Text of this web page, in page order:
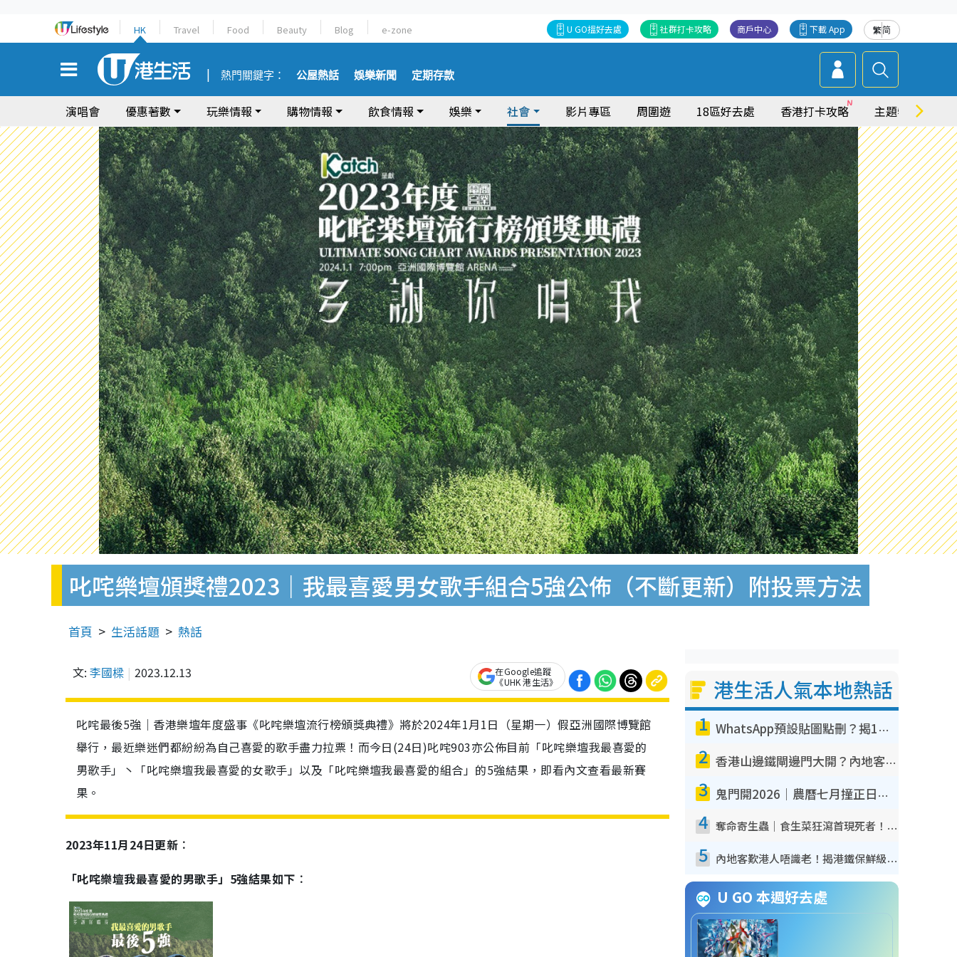
HK Travel Food Beauty Blog e-zone 繁简
下載 App
商戶中心
社群打卡攻略
U GO搵好去處
熱門關鍵字： 公屋熱話 娛樂新聞 定期存款
演唱會 優惠著數 玩樂情報 購物情報 飲食情報 娛樂 社會 影片專區 周圍遊 18區好去處 香港打卡攻略 主題特集
叱咤樂壇頒獎禮2023｜我最喜愛男女歌手組合5強公佈（不斷更新）附投票方法
首頁 生活話題 熱話
文: 李國樑 2023.12.13
在Google追蹤
《UHK 港生活》
叱咤最後5強｜香港樂壇年度盛事《叱咤樂壇流行榜頒獎典禮》將於2024年1月1日（星期一）假亞洲國際博覽館
舉行，最近樂迷們都紛紛為自己喜愛的歌手盡力拉票！而今日(24日)叱咤903亦公佈目前「叱咤樂壇我最喜愛的
男歌手」丶「叱咤樂壇我最喜愛的女歌手」以及「叱咤樂壇我最喜愛的組合」的5強結果，即看內文查看最新賽
果。
2023年11月24日更新︰
「叱咤樂壇我最喜愛的男歌手」5強結果如下︰
港生活人氣本地熱話
1 WhatsApp預設貼圖點刪？揭1招「反向操作」還原簡潔介面 附3步實測教學
2 香港山邊鐵閘邊門大開？內地客困惑意義何在！網民神回覆：呢種叫法理性防禦
3 鬼門開2026｜農曆七月撞正日全食特別邪？專家警告切忌做一事！揭4大禁忌+2招保平安
4 奪命寄生蟲｜食生菜狂瀉首現死者！疫潮惡化錄1.8萬宗病例 揭洗菜3大謬誤
5 內地客歎港人唔識老！揭港鐵保鮮級冷氣 港人求放過：咪投訴
U GO 本週好去處